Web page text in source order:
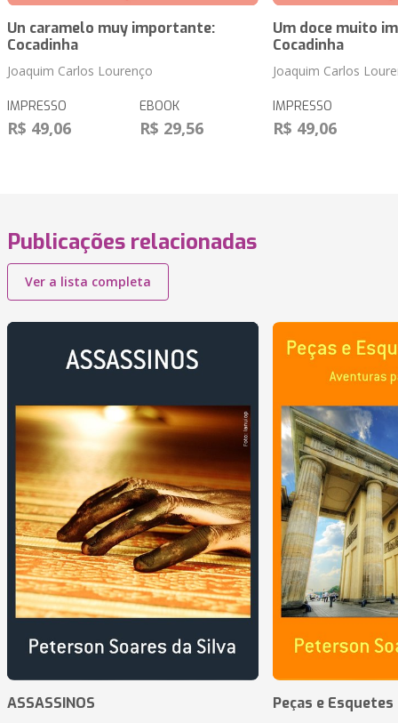
Un caramelo muy importante:
Cocadinha
Joaquim Carlos Lourenço
IMPRESSO
R$ 49,06
EBOOK
R$ 29,56
Um doce muito
Cocadinha
Joaquim Carlos
IMPRESSO
R$ 49,06
Publicações relacionadas
Ver a lista completa
ASSASSINOS Peças e